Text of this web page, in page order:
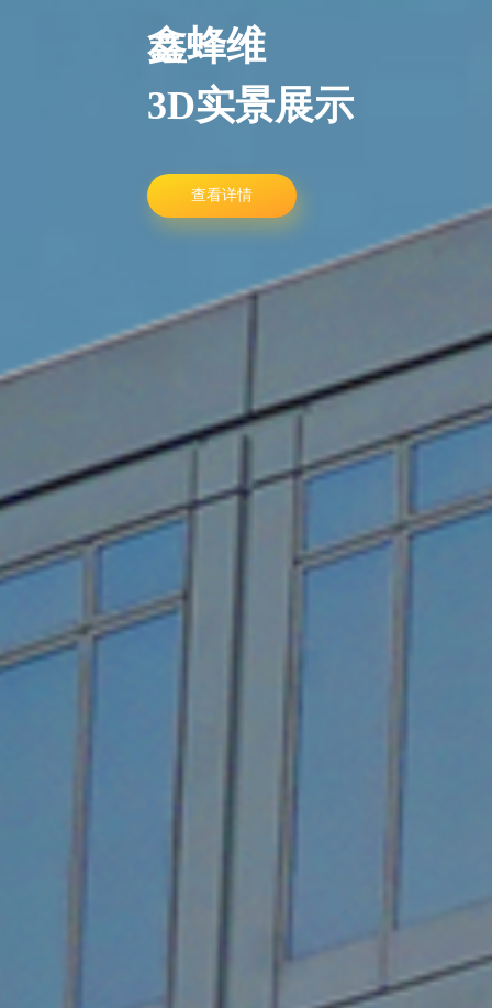
鑫蜂维
3D实景展示
查看详情